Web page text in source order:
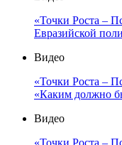
«Точки Роста –
Евразийской
Видео
«Точки Роста –
«Каким должно
Видео